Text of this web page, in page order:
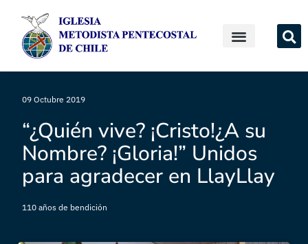
09 Octubre 2019
“¿Quién vive? ¡Cristo!¿A su
Nombre? ¡Gloria!” Unidos
para agradecer en LlayLlay
110 años de bendición